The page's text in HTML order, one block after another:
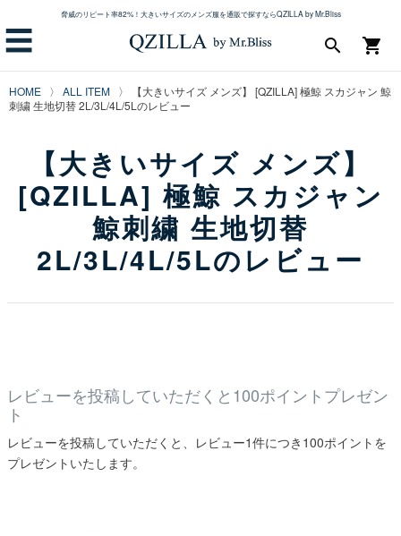
脅威のリピート率82%！大きいサイズのメンズ服を通販で探すならQZILLA by Mr.Bliss
☰ shopping_cart
search
HOME ALL ITEM
【大きいサイズ メンズ】 [QZILLA] 極鯨 スカジャン 鯨
刺繍 生地切替 2L/3L/4L/5Lのレビュー
【大きいサイズ メンズ】
[QZILLA] 極鯨 スカジャン
鯨刺繍 生地切替
2L/3L/4L/5Lのレビュー
レビューを投稿していただくと100ポイントプレゼン
ト
レビューを投稿していただくと、レビュー1件につき100ポイントを
プレゼントいたします。